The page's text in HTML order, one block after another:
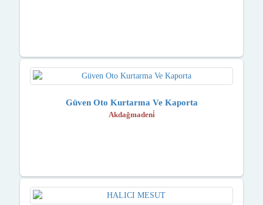
Güven Oto Kurtarma Ve Kaporta
Akdağmadeni̇